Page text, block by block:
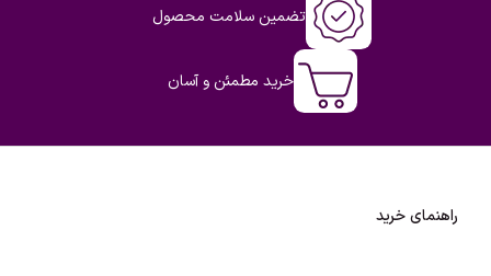
تضمین سلامت محصول
خرید مطمئن و آسان
راهنمای خرید